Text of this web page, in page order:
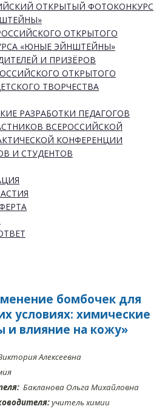
ОТКРЫТЫЙ ФОТОКОНКУРС
ОТКРЫТОГО
«ЮНЫЕ ЭЙНШТЕЙНЫ»
И ПРИЗЁРОВ
ОТКРЫТОГО
ТВОРЧЕСТВА
РАЗРАБОТКИ ПЕДАГОГОВ
ВСЕРОССИЙСКОЙ
КОНФЕРЕНЦИИ
И СТУДЕНТОВ
бомбочек для
условиях: химические
и влияние на кожу»
Алексеевна
Бакланова Ольга Михайловна
учитель химии